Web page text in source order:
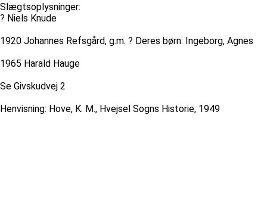
Slægtsoplysninger:
? Niels Knude
1920 Johannes Refsgård, g.m. ? Deres børn: Ingeborg, Agnes
1965 Harald Hauge
Se Givskudvej 2
Henvisning: Hove, K. M., Hvejsel Sogns Historie, 1949